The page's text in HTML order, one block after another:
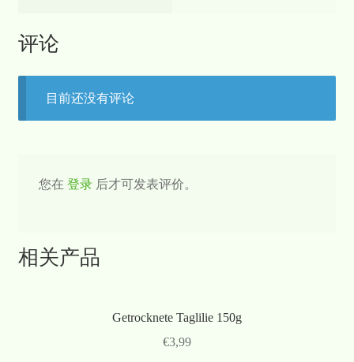
评论
目前还没有评论
您在 登录后才可发表评价。
相关产品
Getrocknete Taglilie 150g
€3,99